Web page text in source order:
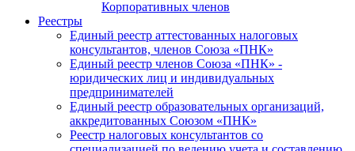
Корпоративных членов
Реестры
Единый реестр аттестованных налоговых
консультантов, членов Союза «ПНК»
Единый реестр членов Союза «ПНК» -
юридических лиц и индивидуальных
предпринимателей
Единый реестр образовательных организаций,
аккредитованных Союзом «ПНК»
Реестр налоговых консультантов со